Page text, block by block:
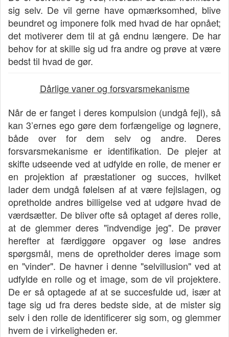
sig selv. De vil gerne have opmærksomhed, blive
beundret og imponere folk med hvad de har opnået;
det motiverer dem til at gå endnu længere. De har
behov for at skille sig ud fra andre og prøve at være
bedst til hvad de gør.
Dårlige vaner og forsvarsmekanisme
Når de er fanget i deres kompulsion (undgå fejl), så
kan 3’ernes ego gøre dem forfængelige og løgnere,
både over for dem selv og andre. Deres
forsvarsmekanisme er identifikation. De plejer at
skifte udseende ved at udfylde en rolle, de mener er
en projektion af præstationer og succes, hvilket
lader dem undgå følelsen af at være fejlslagen, og
opretholde andres billigelse ved at udgøre hvad de
værdsætter. De bliver ofte så optaget af deres rolle,
at de glemmer deres "indvendige jeg". De prøver
herefter at færdiggøre opgaver og løse andres
spørgsmål, mens de opretholder deres image som
en "vinder". De havner i denne "selvillusion" ved at
udfylde en rolle og et image, som de vil projektere.
De er så optagede af at se succesfulde ud, især at
tage sig ud fra deres bedste side, at de mister sig
selv i den rolle de identificerer sig som, og glemmer
hvem de i virkeligheden er.